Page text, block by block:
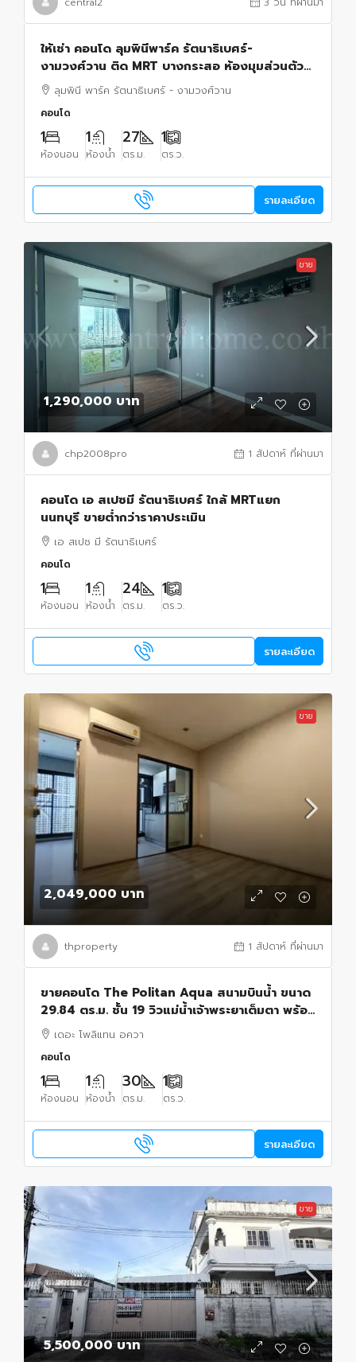
ให้เช่า คอนโด ลุมพินีพาร์ค รัตนาธิเบศร์-
งามวงศ์วาน ติด MRT บางกระสอ ห้องมุมส่วนตัว
วิวสระ ไม่มีตึกบัง
ลุมพินี พาร์ค รัตนาธิเบศร์ - งามวงศ์วาน
คอนโด
1
ห้องนอน
1
ห้องน้ำ
27
ตร.ม.
1
ตร.ว.
รายละเอียด
ขาย
1,290,000 บาท
chp2008pro 1 สัปดาห์ ที่ผ่านมา
คอนโด เอ สเปซมี รัตนาธิเบศร์ ใกล้ MRTแยก
นนทบุรี ขายต่ำกว่าราคาประเมิน
เอ สเปซ มี รัตนาธิเบศร์
คอนโด
1
ห้องนอน
1
ห้องน้ำ
24
ตร.ม.
1
ตร.ว.
รายละเอียด
ขาย
2,049,000 บาท
thproperty 1 สัปดาห์ ที่ผ่านมา
ขายคอนโด The Politan Aqua สนามบินน้ำ ขนาด
29.84 ตร.ม. ชั้น 19 วิวแม่น้ำเจ้าพระยาเต็มตา พร้อม
อยู่ เดอะ โพลิแทน อควา
คอนโด
1
ห้องนอน
1
ห้องน้ำ
30
ตร.ม.
1
ตร.ว.
รายละเอียด
ขาย
5,500,000 บาท